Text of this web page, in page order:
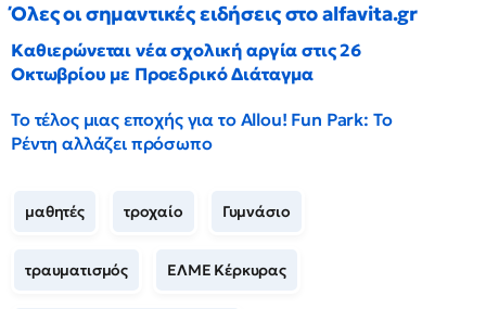
Όλες οι σημαντικές ειδήσεις στο alfavita.gr
Καθιερώνεται νέα σχολική αργία στις 26
Οκτωβρίου με Προεδρικό Διάταγμα
Το τέλος μιας εποχής για το Allou! Fun Park: Το
Ρέντη αλλάζει πρόσωπο
μαθητές τροχαίο Γυμνάσιο
τραυματισμός ΕΛΜΕ Κέρκυρας